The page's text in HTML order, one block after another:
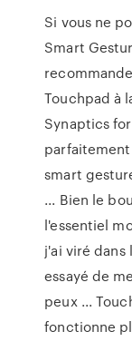
Si vous ne
Smart
Touchpad à
Synaptics
parfaitement
smart
... Bien le
l'essentiel
j'ai viré
essayé de
peux ...
fonctionne